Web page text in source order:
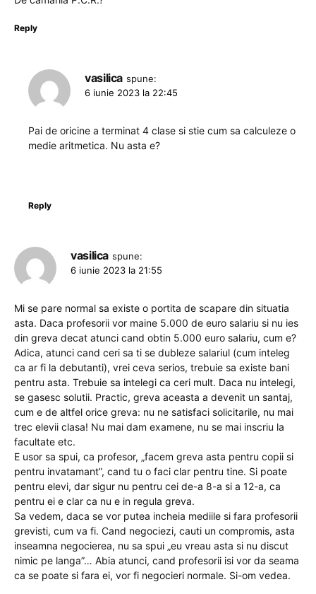
Reply
vasilica spune:
6 iunie 2023 la 22:45
Pai de oricine a terminat 4 clase si stie cum sa calculeze o
medie aritmetica. Nu asta e?
Reply
vasilica spune:
6 iunie 2023 la 21:55
Mi se pare normal sa existe o portita de scapare din situatia
asta. Daca profesorii vor maine 5.000 de euro salariu si nu ies
din greva decat atunci cand obtin 5.000 euro salariu, cum e?
Adica, atunci cand ceri sa ti se dubleze salariul (cum inteleg
ca ar fi la debutanti), vrei ceva serios, trebuie sa existe bani
pentru asta. Trebuie sa intelegi ca ceri mult. Daca nu intelegi,
se gasesc solutii. Practic, greva aceasta a devenit un santaj,
cum e de altfel orice greva: nu ne satisfaci solicitarile, nu mai
trec elevii clasa! Nu mai dam examene, nu se mai inscriu la
facultate etc.
E usor sa spui, ca profesor, „facem greva asta pentru copii si
pentru invatamant”, cand tu o faci clar pentru tine. Si poate
pentru elevi, dar sigur nu pentru cei de-a 8-a si a 12-a, ca
pentru ei e clar ca nu e in regula greva.
Sa vedem, daca se vor putea incheia mediile si fara profesorii
grevisti, cum va fi. Cand negociezi, cauti un compromis, asta
inseamna negocierea, nu sa spui „eu vreau asta si nu discut
nimic pe langa”… Abia atunci, cand profesorii isi vor da seama
ca se poate si fara ei, vor fi negocieri normale. Si-om vedea.